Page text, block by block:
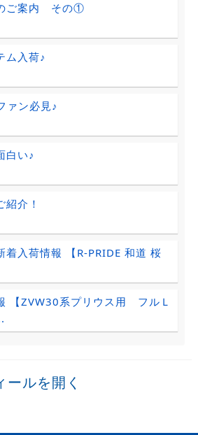
ご案内 その①
ム入荷♪
ァン必見♪
白い♪
紹介！
着入荷情報 【R-PRIDE 和道 桜
【ZVW30系プリウス用 フルＬ
ールを開く